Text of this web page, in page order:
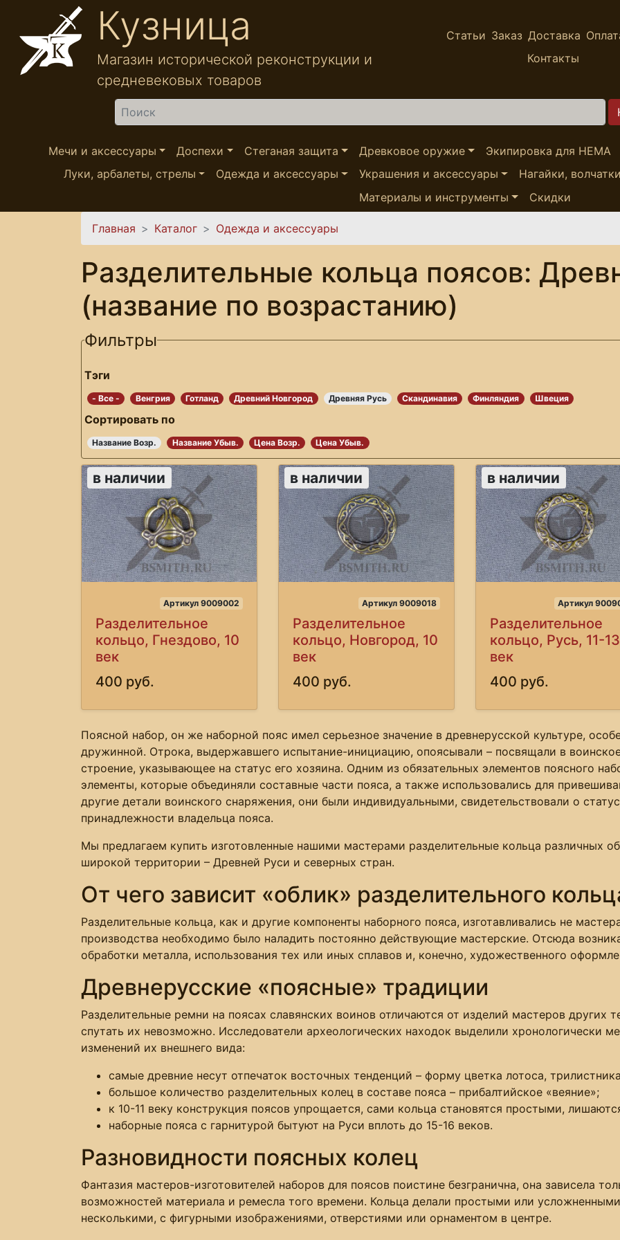
Перейти к основному содержанию
Кузница
Магазин исторической реконструкции и
средневековых товаров
Статьи Заказ Доставка
Контакты
Найти
Мечи и аксессуары Доспехи Стеганая защита Древковое оружие
Экипировка для HEMA
Луки, арбалеты, стрелы
Одежда и аксессуары Украшения и аксессуары
Нагайки,
Материалы и инструменты
Скидки
Вы здесь
Главная Каталог Одежда и аксессуары
Разделительные кольца поясов:
(название по возрастанию)
Фильтры
Тэги
- Все - Венгрия Готланд Древний Новгород Древняя Русь Скандинавия Финляндия Швеция
Сортировать по
Название Возр. Название Убыв. Цена Возр. Цена Убыв.
в наличии
Артикул 9009002
Разделительное
кольцо, Гнездово, 10
век
400 руб.
в наличии
Артикул 9009018
Разделительное
кольцо, Новгород, 10
век
400 руб.
в наличии
Артикул
Разделительное
кольцо, Русь, 11-13
век
400 руб.
Поясной набор, он же наборной пояс имел серьезное значение в древнерусской культуре,
дружинной. Отрока, выдержавшего испытание-инициацию, опоясывали – посвящали в
строение, указывающее на статус его хозяина. Одним из обязательных элементов поясного
элементы, которые объединяли составные части пояса, а также использовались для
другие детали воинского снаряжения, они были индивидуальными, свидетельствовали о
принадлежности владельца пояса.
Мы предлагаем купить изготовленные нашими мастерами разделительные кольца различных
широкой территории – Древней Руси и северных стран.
От чего зависит «облик» разделительного
Разделительные кольца, как и другие компоненты наборного пояса, изготавливались не
производства необходимо было наладить постоянно действующие мастерские. Отсюда
обработки металла, использования тех или иных сплавов и, конечно, художественного
Древнерусские «поясные» традиции
Разделительные ремни на поясах славянских воинов отличаются от изделий мастеров других
спутать их невозможно. Исследователи археологических находок выделили хронологически
изменений их внешнего вида:
самые древние несут отпечаток восточных тенденций – форму цветка лотоса,
большое количество разделительных колец в составе пояса – прибалтийское «веяние»;
к 10-11 веку конструкция поясов упрощается, сами кольца становятся простыми,
наборные пояса с гарнитурой бытуют на Руси вплоть до 15-16 веков.
Разновидности поясных колец
Фантазия мастеров-изготовителей наборов для поясов поистине безгранична, она зависела
возможностей материала и ремесла того времени. Кольца делали простыми или
несколькими, с фигурными изображениями, отверстиями или орнаментом в центре.